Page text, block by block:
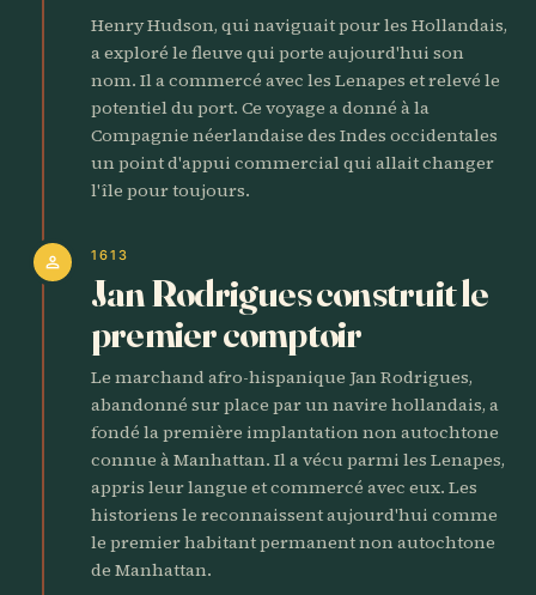
Henry Hudson, qui naviguait pour les Hollandais,
a exploré le fleuve qui porte aujourd'hui son
nom. Il a commercé avec les Lenapes et relevé le
potentiel du port. Ce voyage a donné à la
Compagnie néerlandaise des Indes occidentales
un point d'appui commercial qui allait changer
l'île pour toujours.
person 1613
Jan Rodrigues construit le
premier comptoir
Le marchand afro-hispanique Jan Rodrigues,
abandonné sur place par un navire hollandais, a
fondé la première implantation non autochtone
connue à Manhattan. Il a vécu parmi les Lenapes,
appris leur langue et commercé avec eux. Les
historiens le reconnaissent aujourd'hui comme
le premier habitant permanent non autochtone
de Manhattan.